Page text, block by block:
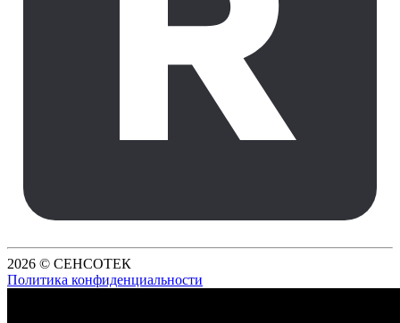
2026 © СЕНСОТЕК
Политика конфиденциальности